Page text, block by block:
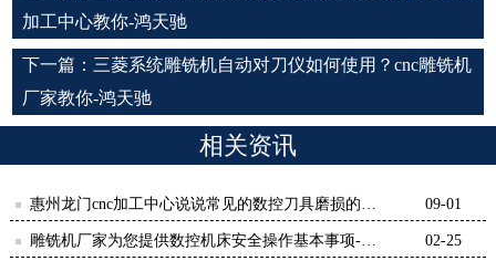
加工中心教你-鸿天驰
下一篇： 三菱系统雕铣机自动对刀仪如何使用？cnc雕铣机
厂家教你-鸿天驰
相关资讯
惠州龙门cnc加工中心说说常见的数控刀具磨损的原
因-【鸿天驰】
09-01
雕铣机厂家为您提供数控机床安全操作基本事项-
02-25